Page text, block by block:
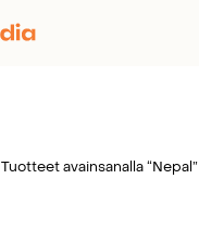
Tuotteet avainsanalla “Nepal”